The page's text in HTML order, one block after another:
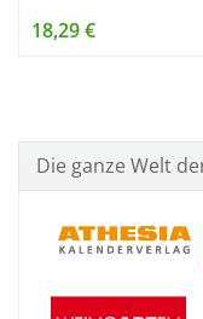
18,29 €
Die ganze Welt